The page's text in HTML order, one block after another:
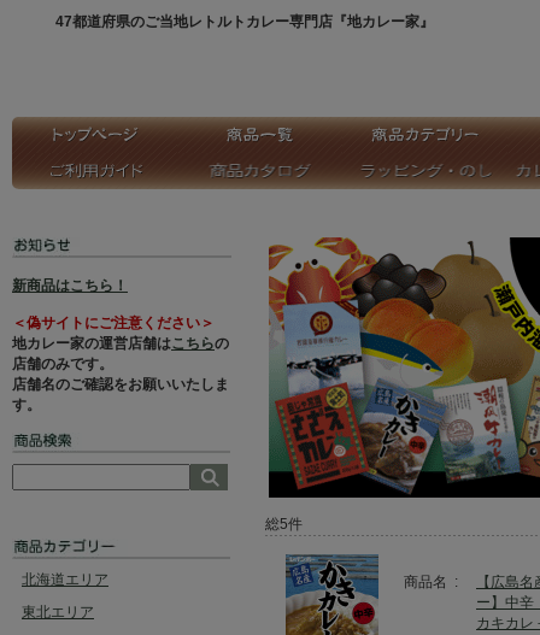
47都道府県のご当地レトルトカレー専門店『地カレー家』
新商品はこちら！
＜偽サイトにご注意ください＞
地カレー家の運営店舗はこちらの
店舗のみです。
店舗名のご確認をお願いいたしま
す。
北海道エリア
東北エリア
総5件
商品名 :
【広島
ー】中辛
カキカレ